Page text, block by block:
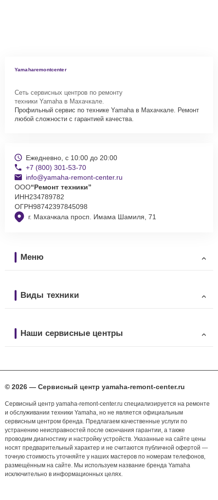
Yamaharemontcenter
Сеть сервисных центров по ремонту
техники Yamaha в Махачкале.
Профильный сервис по технике Yamaha в Махачкале. Ремонт
любой сложности с гарантией качества.
г. Махачкала просп. Имама Шамиля, 71
Ежедневно, с 10:00 до 20:00
+7 (800) 301-53-70
info@yamaha-remont-center.ru
ООО“Ремонт техники”
ИНН234789782
ОГРН98742397845098
Меню
Виды техники
Наши сервисные центры
© 2026 — Сервисный центр yamaha-remont-center.ru
Сервисный центр yamaha-remont-center.ru специализируется на ремонте
и обслуживании техники Yamaha, но не является официальным
сервисным центром бренда. Предлагаем качественные услуги по
устранению неисправностей после окончания гарантии, а также
проводим диагностику и настройку устройств. Указанные на сайте цены
носят предварительный характер и не считаются публичной офертой —
точную стоимость уточняйте у наших мастеров по номерам телефонов,
размещённым на сайте. Мы используем название бренда Yamaha
исключительно в информационных целях.